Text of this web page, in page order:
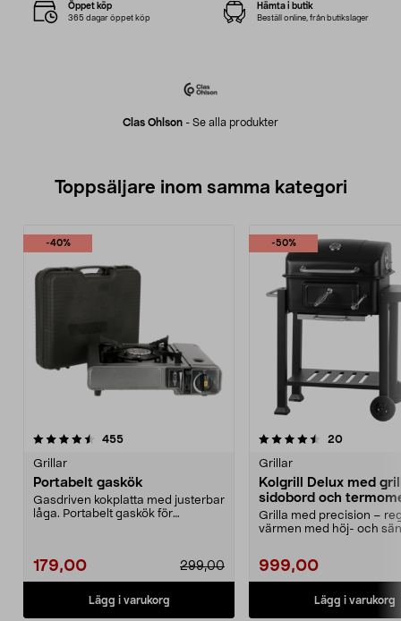
Clas Ohlson - Se alla produkter
Öppet köp
365 dagar öppet köp
Hämta i butik
Beställ online, från butikslager
Toppsäljare inom samma kategori
-40%
455recensioner
Grillar
Portabelt gaskök
Gasdriven kokplatta med justerbar
låga. Portabelt gaskök för
179,00 299,00
Lägg i varukorg
-50%
4.5 av 5 stjärnor 20
Grillar
Kolgrill Delux med
sidobord och
Grilla med precision –
värmen med höj- och
999,00
Lägg i varukorg
4.5 av 5 stjärnor